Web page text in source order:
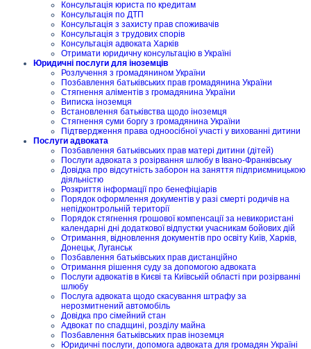
Консультація юриста по кредитам
Консультація по ДТП
Консультація з захисту прав споживачів
Консультація з трудових спорів
Консультація адвоката Харків
Отримати юридичну консультацію в Україні
Юридичні послуги для іноземців
Розлучення з громадянином України
Позбавлення батьківських прав громадянина України
Стягнення аліментів з громадянина України
Виписка іноземця
Встановлення батьківства щодо іноземця
Стягнення суми боргу з громадянина України
Підтвердження права одноосібної участі у вихованні дитини
Послуги адвоката
Позбавлення батьківських прав матері дитини (дітей)
Послуги адвоката з розірвання шлюбу в Івано-Франківську
Довідка про відсутність заборон на заняття підприємницькою
діяльністю
Розкриття інформації про бенефіціарів
Порядок оформлення документів у разі смерті родичів на
непідконтрольній території
Порядок стягнення грошової компенсації за невикористані
календарні дні додаткової відпустки учасникам бойових дій
Отримання, відновлення документів про освіту Київ, Харків,
Донецьк, Луганськ
Позбавлення батьківських прав дистанційно
Отримання рішення суду за допомогою адвоката
Послуги адвокатів в Києві та Київській області при розірванні
шлюбу
Послуга адвоката щодо скасування штрафу за
нерозмитнений автомобіль
Довідка про сімейний стан
Адвокат по спадщині, розділу майна
Позбавлення батьківських прав іноземця
Юридичні послуги, допомога адвоката для громадян Україні